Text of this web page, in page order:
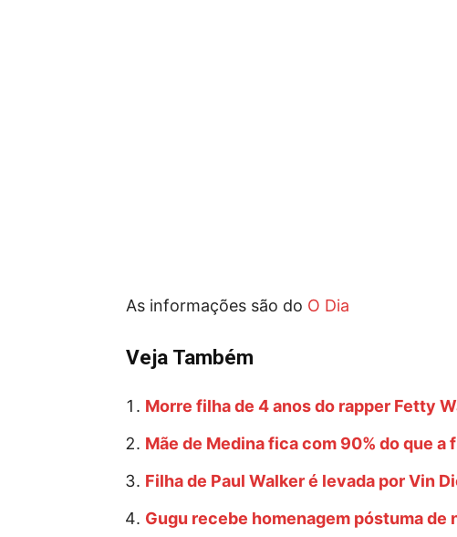
As informações são do O Dia
Veja Também
Morre filha de 4 anos do rapper Fetty
Mãe de Medina fica com 90% do que a
Filha de Paul Walker é levada por Vin
Gugu recebe homenagem póstuma de